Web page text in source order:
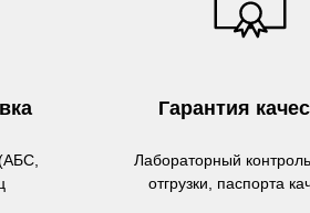
Гарантия
Лабораторный
отгрузки, паспорта